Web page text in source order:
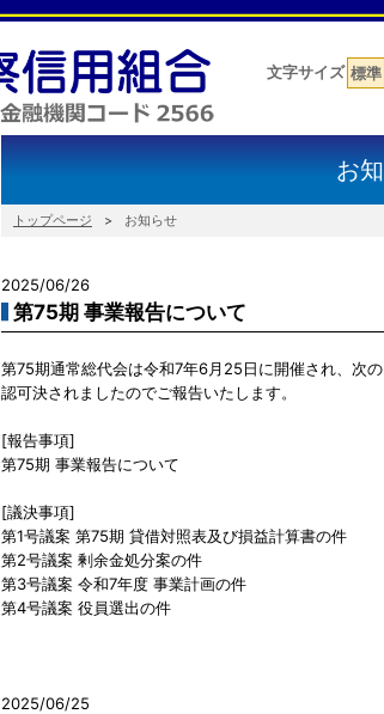
文字サイズ 標準
お
トップページ お知らせ
2025/06/26
第75期 事業報告について
第75期通常総代会は令和7年6月25日に開催され、次
認可決されましたのでご報告いたします。
[報告事項]
第75期 事業報告について
[議決事項]
第1号議案 第75期 貸借対照表及び損益計算書の件
第2号議案 剰余金処分案の件
第3号議案 令和7年度 事業計画の件
第4号議案 役員選出の件
2025/06/25